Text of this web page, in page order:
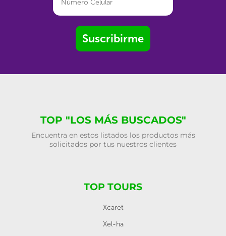
Suscribirme
TOP "LOS MÁS BUSCADOS"
Encuentra en estos listados los productos más
solicitados por tus nuestros clientes
TOP TOURS
Xcaret
Xel-ha